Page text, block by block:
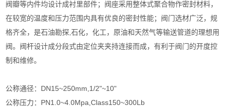
阀瓣等内件均设计成衬里部件；阀座采用整体式聚合物作密封材料，
在较宽的温度和压力范围内具有优良的密封性能；阀门选材广泛，规
格齐全，是石油勘探,石化，化工，原油和天然气等输送管道的理想用
阀。阀杆设计成分段式由定位夹夹持连接而成，有利于阀门的开度控
制和维修。
公称通径：DN15~250mm,1/2"~10"
公称压力：PN1.0~4.0Mpa,Class150~300Lb